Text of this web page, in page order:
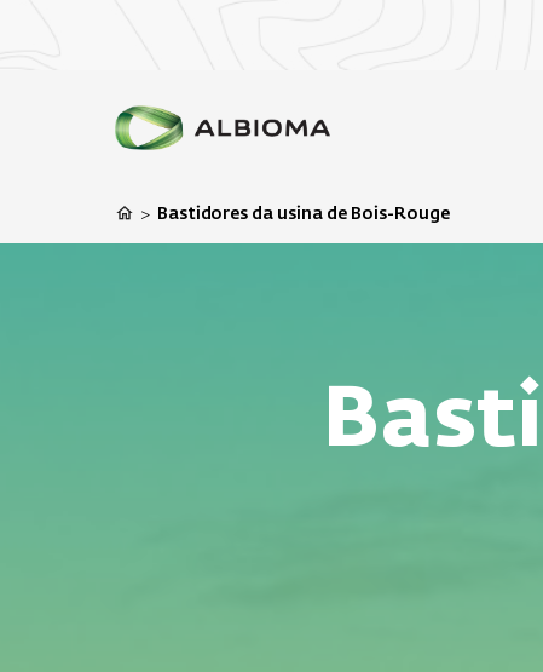
> Bastidores da usina de Bois-Rouge